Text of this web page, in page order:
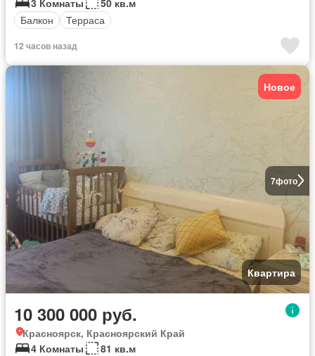
Балкон
Терраса
12 часов назад
7фото
Новое
Квартира
10 300 000 руб.
Красноярск, Красноярский Край
4 Комнаты
81 кв.м